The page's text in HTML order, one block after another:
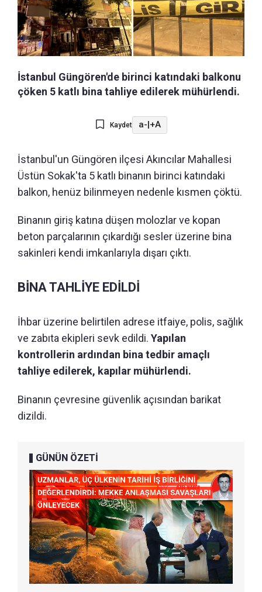
İstanbul Güngören'de birinci katındaki balkonu
çöken 5 katlı bina tahliye edilerek mühürlendi.
Kaydet a-|+A
İstanbul'un Güngören ilçesi Akıncılar Mahallesi
Üstün Sokak'ta 5 katlı binanın birinci katındaki
balkon, henüz bilinmeyen nedenle kısmen çöktü.
Binanın giriş katına düşen molozlar ve kopan
beton parçalarının çıkardığı sesler üzerine bina
sakinleri kendi imkanlarıyla dışarı çıktı.
BİNA TAHLİYE EDİLDİ
İhbar üzerine belirtilen adrese itfaiye, polis, sağlık
ve zabıta ekipleri sevk edildi. Yapılan
kontrollerin ardından bina tedbir amaçlı
tahliye edilerek, kapılar mühürlendi.
Binanın çevresine güvenlik açısından barikat
dizildi.
GÜNÜN ÖZETİ